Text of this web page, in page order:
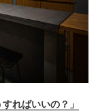
ればいいの？」